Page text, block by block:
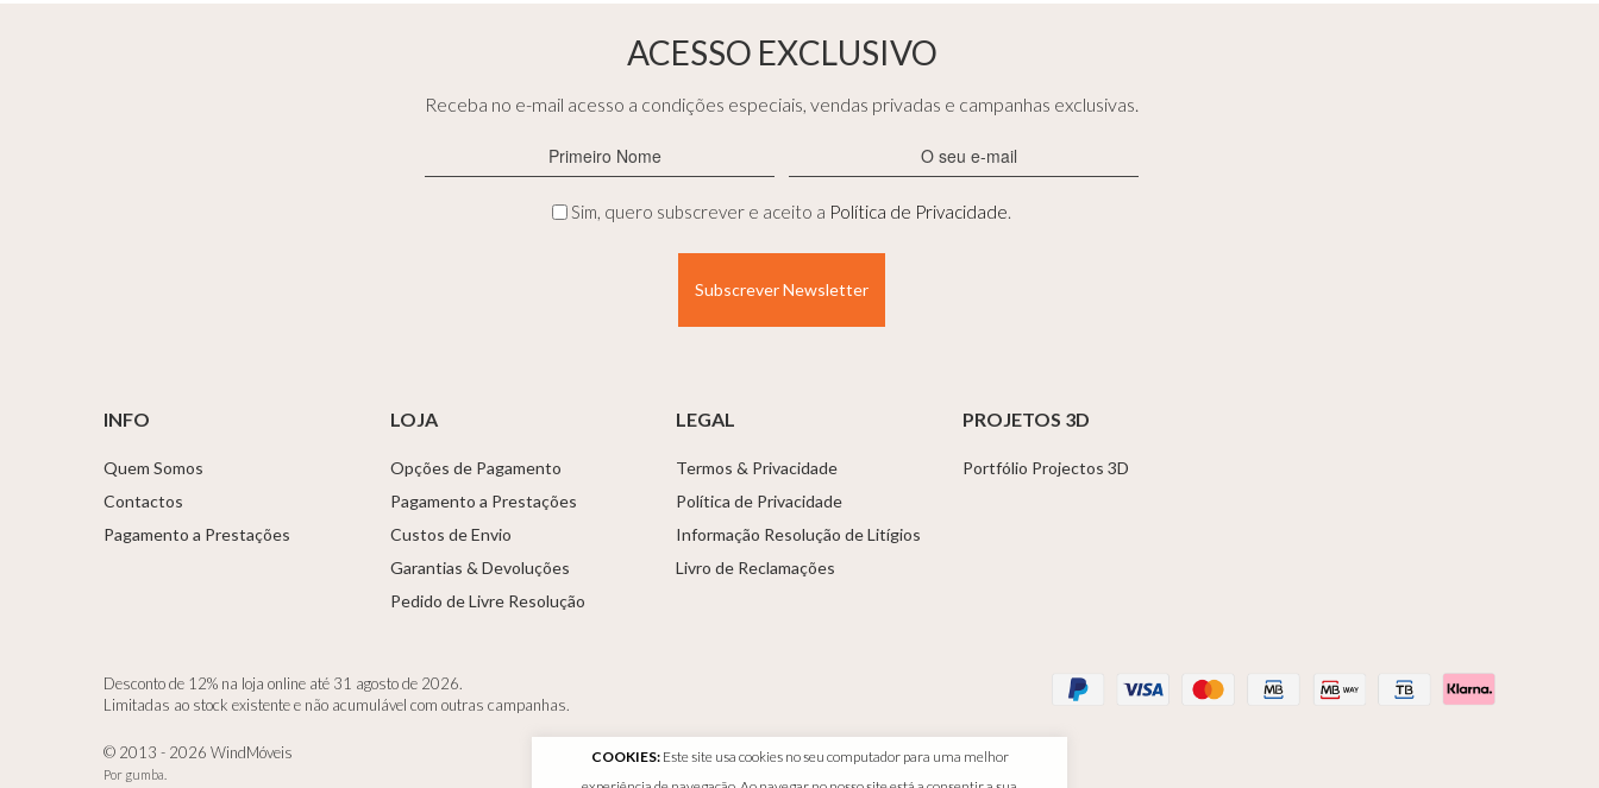
ACESSO EXCLUSIVO
Receba no e-mail acesso a condições especiais, vendas privadas e campanhas exclusivas.
Primeiro
Nome
(Obrigatório)
mail
(Obrigatório)
Privacidade
Sim, quero subscrever e aceito a Política de Privacidade.
INFO
Quem Somos
Contactos
Pagamento a Prestações
LOJA
Opções de Pagamento
Pagamento a Prestações
Custos de Envio
Garantias & Devoluções
Pedido de Livre Resolução
LEGAL
Termos & Privacidade
Política de Privacidade
Informação Resolução de Litígios
Livro de Reclamações
PROJETOS 3D
Portfólio Projectos 3D
Desconto de 12% na loja online até 31 agosto de 2026.
Limitadas ao stock existente e não acumulável com outras campanhas.
© 2013 - 2026 WindMóveis
Por gumba
COOKIES:Este site usa cookies no seu computador para uma melhor